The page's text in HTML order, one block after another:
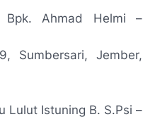
Bpk. Ahmad Helmi –
Sumbersari, Jember,
Lulut Istuning B. S.Psi –